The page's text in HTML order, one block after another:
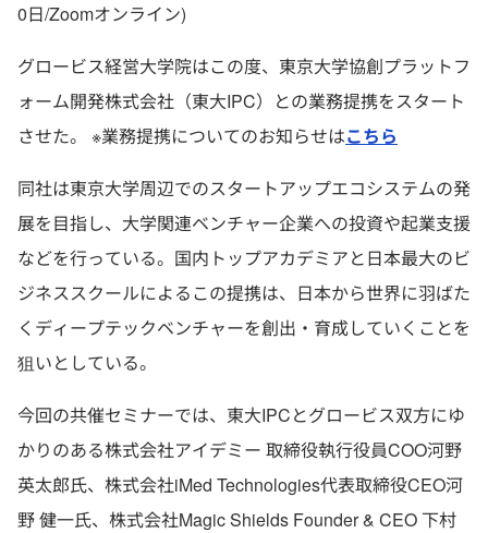
0日/Zoomオンライン)
グロービス経営大学院はこの度、東京大学協創プラットフ
ォーム開発株式会社（東大IPC）との業務提携をスタート
させた。 ※業務提携についてのお知らせはこちら
同社は東京大学周辺でのスタートアップエコシステムの発
展を目指し、大学関連ベンチャー企業への投資や起業支援
などを行っている。国内トップアカデミアと日本最大のビ
ジネススクールによるこの提携は、日本から世界に羽ばた
くディープテックベンチャーを創出・育成していくことを
狙いとしている。
今回の共催セミナーでは、東大IPCとグロービス双方にゆ
かりのある株式会社アイデミー 取締役執行役員COO河野
英太郎氏、株式会社iMed Technologies代表取締役CEO河
野 健一氏、株式会社Magic Shields Founder & CEO 下村